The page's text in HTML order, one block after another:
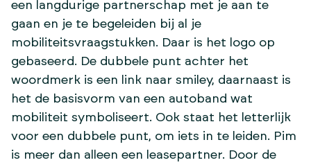
een langdurige partnerschap met je aan te
gaan en je te begeleiden bij al je
mobiliteitsvraagstukken. Daar is het logo op
gebaseerd. De dubbele punt achter het
woordmerk is een link naar smiley, daarnaast is
het de basisvorm van een autoband wat
mobiliteit symboliseert. Ook staat het letterlijk
voor een dubbele punt, om iets in te leiden. Pim
is meer dan alleen een leasepartner. Door de